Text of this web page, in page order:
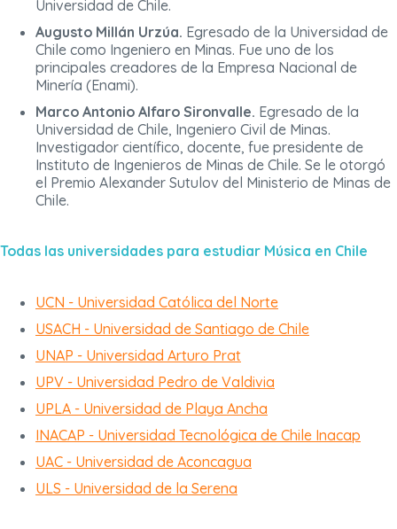
Universidad de Chile.
Augusto Millán Urzúa. Egresado de la Universidad de
Chile como Ingeniero en Minas. Fue uno de los
principales creadores de la Empresa Nacional de
Minería (Enami).
Marco Antonio Alfaro Sironvalle. Egresado de la
Universidad de Chile, Ingeniero Civil de Minas.
Investigador científico, docente, fue presidente de
Instituto de Ingenieros de Minas de Chile. Se le otorgó
el Premio Alexander Sutulov del Ministerio de Minas de
Chile.
Todas las universidades para estudiar Música en Chile
UCN - Universidad Católica del Norte
USACH - Universidad de Santiago de Chile
UNAP - Universidad Arturo Prat
UPV - Universidad Pedro de Valdivia
UPLA - Universidad de Playa Ancha
INACAP - Universidad Tecnológica de Chile Inacap
UAC - Universidad de Aconcagua
ULS - Universidad de la Serena